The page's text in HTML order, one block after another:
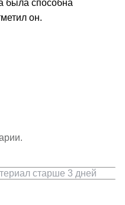
была способна
он.
старше 3 дней